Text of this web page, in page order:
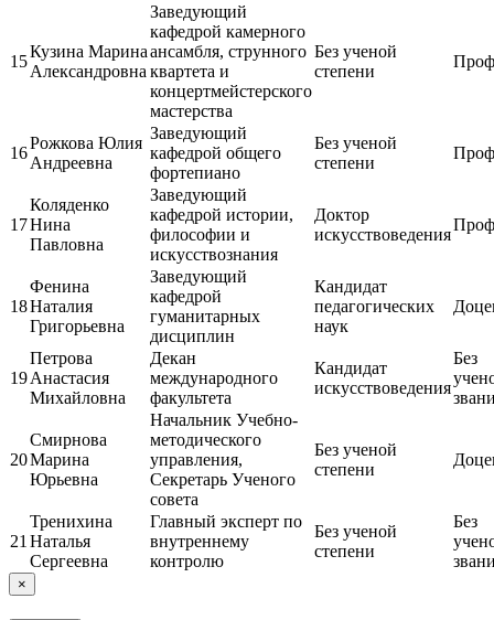
15
Кузина Марина
Александровна
Заведующий
кафедрой камерного
ансамбля, струнного
квартета и
концертмейстерского
мастерства
Без ученой
степени
16
Рожкова Юлия
Андреевна
Заведующий
кафедрой общего
фортепиано
Без ученой
степени
17
Коляденко
Нина
Павловна
Заведующий
кафедрой истории,
философии и
искусствознания
Доктор
искусствоведения
18
Фенина
Наталия
Григорьевна
Заведующий
кафедрой
гуманитарных
дисциплин
Кандидат
педагогических
наук
19
Петрова
Анастасия
Михайловна
Декан
международного
факультета
Кандидат
искусствоведения
Без
20
Смирнова
Марина
Юрьевна
Начальник Учебно-
методического
управления,
Секретарь Ученого
совета
Без ученой
степени
21
Тренихина
Наталья
Сергеевна
Главный эксперт по
внутреннему
контролю
Без ученой
степени
Без
×